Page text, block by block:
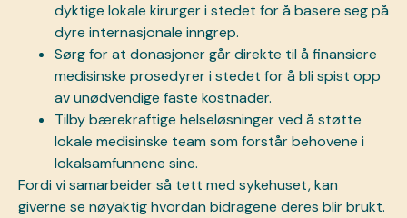
dyktige lokale kirurger i stedet for å basere seg på
dyre internasjonale inngrep.
Sørg for at donasjoner går direkte til å finansiere
medisinske prosedyrer i stedet for å bli spist opp
av unødvendige faste kostnader.
Tilby bærekraftige helseløsninger ved å støtte
lokale medisinske team som forstår behovene i
lokalsamfunnene sine.
Fordi vi samarbeider så tett med sykehuset, kan
giverne se nøyaktig hvordan bidragene deres blir brukt.